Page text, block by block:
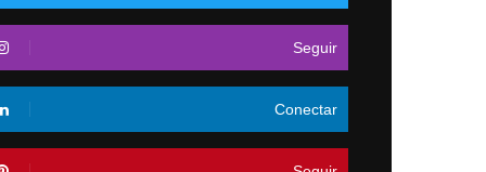
Seguir
Conectar